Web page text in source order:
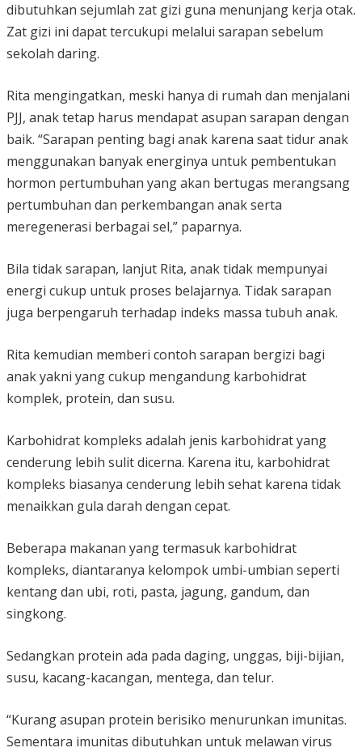
dibutuhkan sejumlah zat gizi guna menunjang kerja otak.
Zat gizi ini dapat tercukupi melalui sarapan sebelum
sekolah daring.
Rita mengingatkan, meski hanya di rumah dan menjalani
PJJ, anak tetap harus mendapat asupan sarapan dengan
baik. “Sarapan penting bagi anak karena saat tidur anak
menggunakan banyak energinya untuk pembentukan
hormon pertumbuhan yang akan bertugas merangsang
pertumbuhan dan perkembangan anak serta
meregenerasi berbagai sel,” paparnya.
Bila tidak sarapan, lanjut Rita, anak tidak mempunyai
energi cukup untuk proses belajarnya. Tidak sarapan
juga berpengaruh terhadap indeks massa tubuh anak.
Rita kemudian memberi contoh sarapan bergizi bagi
anak yakni yang cukup mengandung karbohidrat
komplek, protein, dan susu.
Karbohidrat kompleks adalah jenis karbohidrat yang
cenderung lebih sulit dicerna. Karena itu, karbohidrat
kompleks biasanya cenderung lebih sehat karena tidak
menaikkan gula darah dengan cepat.
Beberapa makanan yang termasuk karbohidrat
kompleks, diantaranya kelompok umbi-umbian seperti
kentang dan ubi, roti, pasta, jagung, gandum, dan
singkong.
Sedangkan protein ada pada daging, unggas, biji-bijian,
susu, kacang-kacangan, mentega, dan telur.
“Kurang asupan protein berisiko menurunkan imunitas.
Sementara imunitas dibutuhkan untuk melawan virus